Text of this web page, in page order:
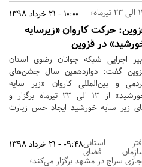
10:00 - 21 خرداد 1398
حرکت کاروان «زیرسایه
در قزوین
اجرایی شبکه جوانان رضوی استان
گفت: دوازدهمین سال جشن‌های
و بین‌المللی کاروان «زیر سایه
خورشید» از 13 الی 23 تیرماه برگزار و
زیر سایه خورشید ایجاد حس زیارت
09:48 - 21 خرداد 1398استانی
فضای
سراج در مشهد برگزار می‌کند؛